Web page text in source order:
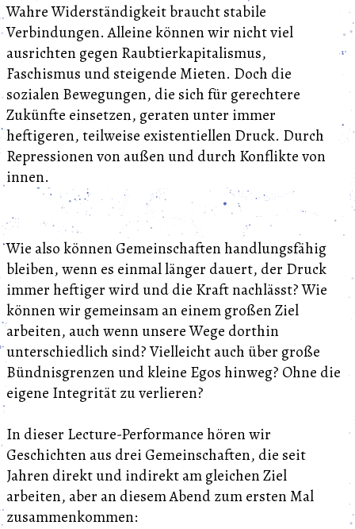
Wahre Widerständigkeit braucht stabile
Verbindungen. Alleine können wir nicht viel
ausrichten gegen Raubtierkapitalismus,
Faschismus und steigende Mieten. Doch die
sozialen Bewegungen, die sich für gerechtere
Zukünfte einsetzen, geraten unter immer
heftigeren, teilweise existentiellen Druck. Durch
Repressionen von außen und durch Konflikte von
innen.
Wie also können Gemeinschaften handlungsfähig
bleiben, wenn es einmal länger dauert, der Druck
immer heftiger wird und die Kraft nachlässt? Wie
können wir gemeinsam an einem großen Ziel
arbeiten, auch wenn unsere Wege dorthin
unterschiedlich sind? Vielleicht auch über große
Bündnisgrenzen und kleine Egos hinweg? Ohne die
eigene Integrität zu verlieren?
In dieser Lecture-Performance hören wir
Geschichten aus drei Gemeinschaften, die seit
Jahren direkt und indirekt am gleichen Ziel
arbeiten, aber an diesem Abend zum ersten Mal
zusammenkommen: